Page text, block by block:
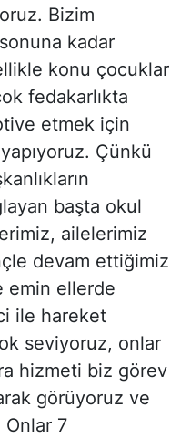
Bizim
kadar
konu çocuklar
fedakarlıkta
etmek için
Çünkü
başta okul
ailelerimiz
devam ettiğimiz
emin ellerde
ile hareket
seviyoruz, onlar
hizmeti biz görev
görüyoruz ve
Onlar 7